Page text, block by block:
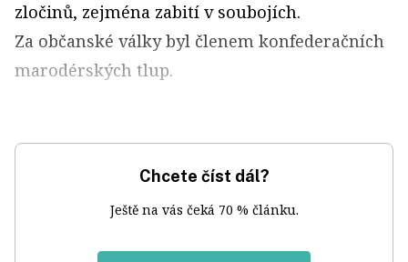
zločinů, zejména zabití v soubojích.
Za občanské války byl členem konfederačních
marodérských tlup.
Chcete číst dál?
Ještě na vás čeká 70 % článku.